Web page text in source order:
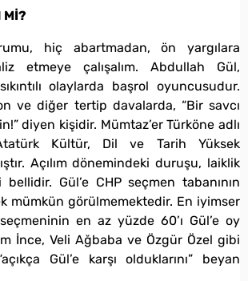
Mİ?
hiç abartmadan, ön yargılara
etmeye çalışalım. Abdullah Gül,
olaylarda başrol oyuncusudur.
ve diğer tertip davalarda, “Bir savcı
diyen kişidir. Mümtaz’er Türköne adlı
Kültür, Dil ve Tarih Yüksek
Açılım dönemindeki duruşu, laiklik
Gül’e CHP seçmen tabanının
mümkün görülmemektedir. En iyimser
en az yüzde 60’ı Gül’e oy
İnce, Veli Ağbaba ve Özgür Özel gibi
Gül’e karşı olduklarını” beyan